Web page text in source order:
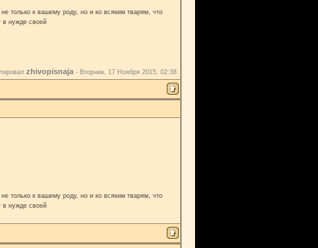
только к вашему роду, но и ко всяким тварям, что
в нужде своей
zhivopisnaja- Вторник, 17 Ноября 2015, 02:38
только к вашему роду, но и ко всяким тварям, что
в нужде своей